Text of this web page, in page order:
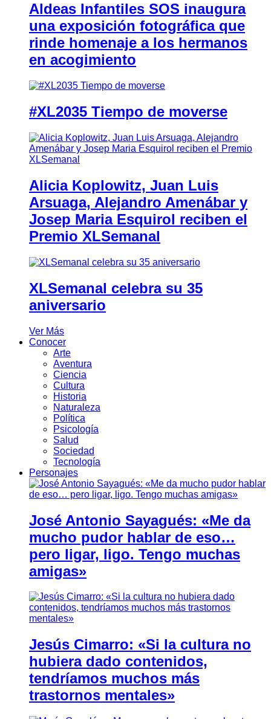
Aldeas Infantiles SOS inaugura
una exposición fotográfica que
rinde homenaje a los hermanos
en acogimiento
#XL2035 Tiempo de moverse
Alicia Koplowitz, Juan Luis
Arsuaga, Alejandro Amenábar y
Josep Maria Esquirol reciben el
Premio XLSemanal
XLSemanal celebra su 35
aniversario
Ver Más
Conocer
Arte
Aventura
Ciencia
Cultura
Historia
Naturaleza
Política
Psicología
Salud
Sociedad
Tecnología
Personajes
José Antonio Sayagués: «Me da
mucho pudor hablar de eso…
pero ligar, ligo. Tengo muchas
amigas»
Jesús Cimarro: «Si la cultura no
hubiera dado contenidos,
tendríamos muchos más
trastornos mentales»